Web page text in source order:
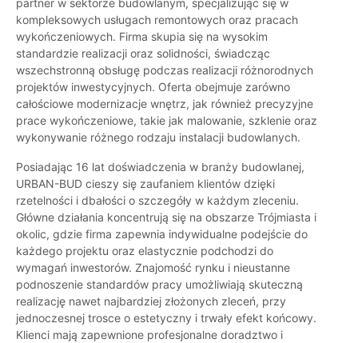
partner w sektorze budowlanym, specjalizując się w
kompleksowych usługach remontowych oraz pracach
wykończeniowych. Firma skupia się na wysokim
standardzie realizacji oraz solidności, świadcząc
wszechstronną obsługę podczas realizacji różnorodnych
projektów inwestycyjnych. Oferta obejmuje zarówno
całościowe modernizacje wnętrz, jak również precyzyjne
prace wykończeniowe, takie jak malowanie, szklenie oraz
wykonywanie różnego rodzaju instalacji budowlanych.
Posiadając 16 lat doświadczenia w branży budowlanej,
URBAN-BUD cieszy się zaufaniem klientów dzięki
rzetelności i dbałości o szczegóły w każdym zleceniu.
Główne działania koncentrują się na obszarze Trójmiasta i
okolic, gdzie firma zapewnia indywidualne podejście do
każdego projektu oraz elastycznie podchodzi do
wymagań inwestorów. Znajomość rynku i nieustanne
podnoszenie standardów pracy umożliwiają skuteczną
realizację nawet najbardziej złożonych zleceń, przy
jednoczesnej trosce o estetyczny i trwały efekt końcowy.
Klienci mają zapewnione profesjonalne doradztwo i